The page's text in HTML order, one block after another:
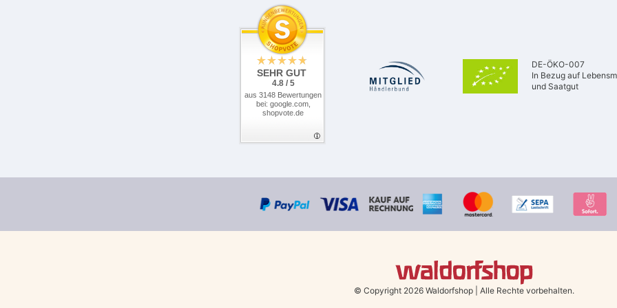
SEHR GUT
4.8 / 5
aus 3148 Bewertungen
bei: google.com,
shopvote.de
DE-ÖKO-007
In Bezug auf
und Saatgut
© Copyright 2026 Waldorfshop Alle Rechte vorbehalten.